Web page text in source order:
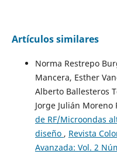
Artículos similares
Norma Restrepo
Mancera, Esther
Alberto Ballesteros
Jorge Julián Moreno
de RF/Microondas
diseño , Revista
Avanzada: Vol. 2